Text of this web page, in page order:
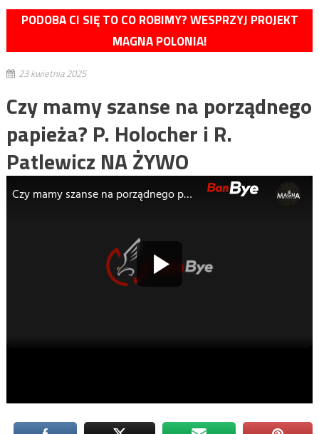
PODOBA CI SIĘ TO CO ROBIMY? WESPRZYJ PROJEKT
MAGNA POLONIA!
23 kwietnia 2025
Czy mamy szanse na porządnego
papieża? P. Holocher i R.
Patlewicz NA ŻYWO